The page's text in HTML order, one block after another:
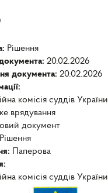
Рішення
20.02.2026
документа: 20.02.2026
комісія суддів України
врядування
документ
Рішення
Паперова
комісія суддів України